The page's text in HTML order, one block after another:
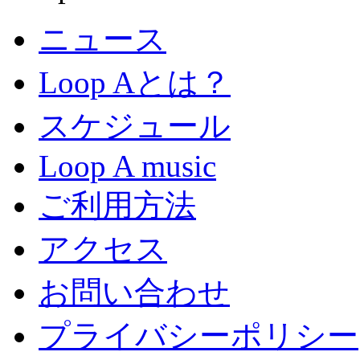
ニュース
Loop Aとは？
スケジュール
Loop A music
ご利用方法
アクセス
お問い合わせ
プライバシーポリシー